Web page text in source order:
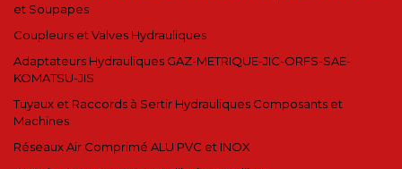
et Soupapes
Coupleurs et Valves Hydrauliques
Adaptateurs Hydrauliques GAZ-METRIQUE-JIC-ORFS-SAE-
KOMATSU-JIS
Tuyaux et Raccords à Sertir Hydrauliques Composants et
Machines
Réseaux Air Comprimé ALU PVC et INOX